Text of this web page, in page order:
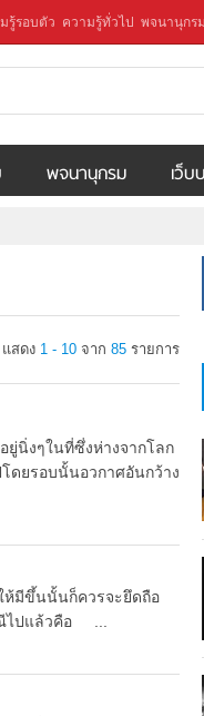
รู้รอบตัว ความรู้ทั่วไป พจนานุกรม
พจนานุกรม เว็
แสดง 1 - 10จาก 85รายการ
งๆในที่ซึ่งห่างจากโลก
ดยรอบนั้นอวกาศอันกว้าง
มีขึ้นนั้นก็ควรจะยึดถือ
ไปแล้วคือ ...